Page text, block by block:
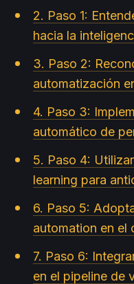
2. Paso 1:
hacia la
3. Paso 2:
automatización
4. Paso 3:
automático de
5. Paso 4:
learning para
6. Paso 5:
automation en el
7. Paso 6:
en el pipeline de